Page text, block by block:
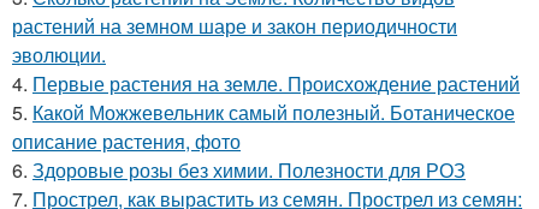
растений на земном шаре и закон периодичности
эволюции.
4. Первые растения на земле. Происхождение растений
5. Какой Можжевельник самый полезный. Ботаническое
описание растения, фото
6. Здоровые розы без химии. Полезности для РОЗ
7. Прострел, как вырастить из семян. Прострел из семян: